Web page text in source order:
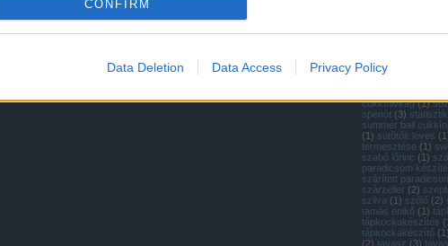
CONFIRM
Data Deletion Data Access Privacy Policy
paradicsom
cukkínivirág (1)
spenót (3)
summer ball cukkíni
(1) sütőtők leves (1
termesztése (1)
szabó lőrinc (1)
paradicsom
szárított
szárzeller (2)
szilva (1) szőlő (2)
tamás enikő (1)
tápkockakészítés (
tápkockakészítő (1)
(2) tavasz (3)